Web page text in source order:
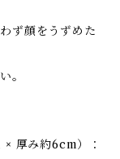
ず顔をうずめた
。
厚み約6cm）：